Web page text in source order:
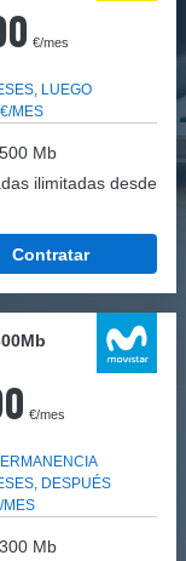
€/mes
LUEGO
MES
Mb
ilimitadas desde
Contratar
€/mes
DESPUÉS
MES
300 Mb